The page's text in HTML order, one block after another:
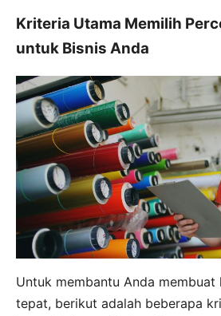
Kriteria Utama Memilih
untuk Bisnis Anda
Untuk membantu Anda membuat
tepat, berikut adalah beberapa